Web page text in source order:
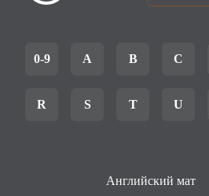
0-9 A B C
R S T U
Английский мат